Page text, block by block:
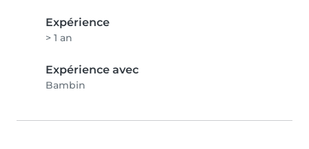
Expérience
> 1 an
Expérience avec
Bambin